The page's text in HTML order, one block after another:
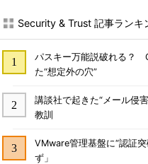
Security & Trust 記事ランキ
パスキー万能説破れる？
た“想定外の穴”
講談社で起きた“メール侵
教訓
VMware管理基盤に“認証
ず」